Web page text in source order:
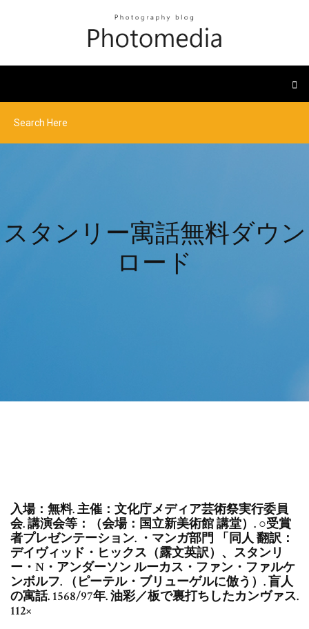
スタンリー寓話無料ダウン
ロード
入場：無料. 主催：文化庁メディア芸術祭実行委員
会. 講演会等：（会場：国立新美術館 講堂）. ○受賞
者プレゼンテーション. ・マンガ部門 「同人 翻訳：
デイヴィッド・ヒックス（露文英訳）、スタンリ
ー・N・アンダーソン ルーカス・ファン・ファルケ
ンボルフ. （ピーテル・ブリューゲルに倣う）. 盲人
の寓話. 1568/97年. 油彩／板で裏打ちしたカンヴァス.
112×